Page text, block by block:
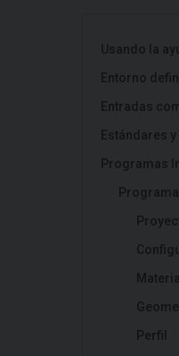
Usando la
Entorno
Entradas
Estándares
Programas
Material
Perfil